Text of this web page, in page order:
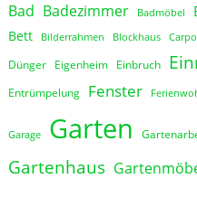
Bad Badezimmer Badmöbel
Bett Bilderrahmen Blockhaus
Dünger Eigenheim Einbruch
Entrümpelung Fenster
Garage Garten
Gartenhaus